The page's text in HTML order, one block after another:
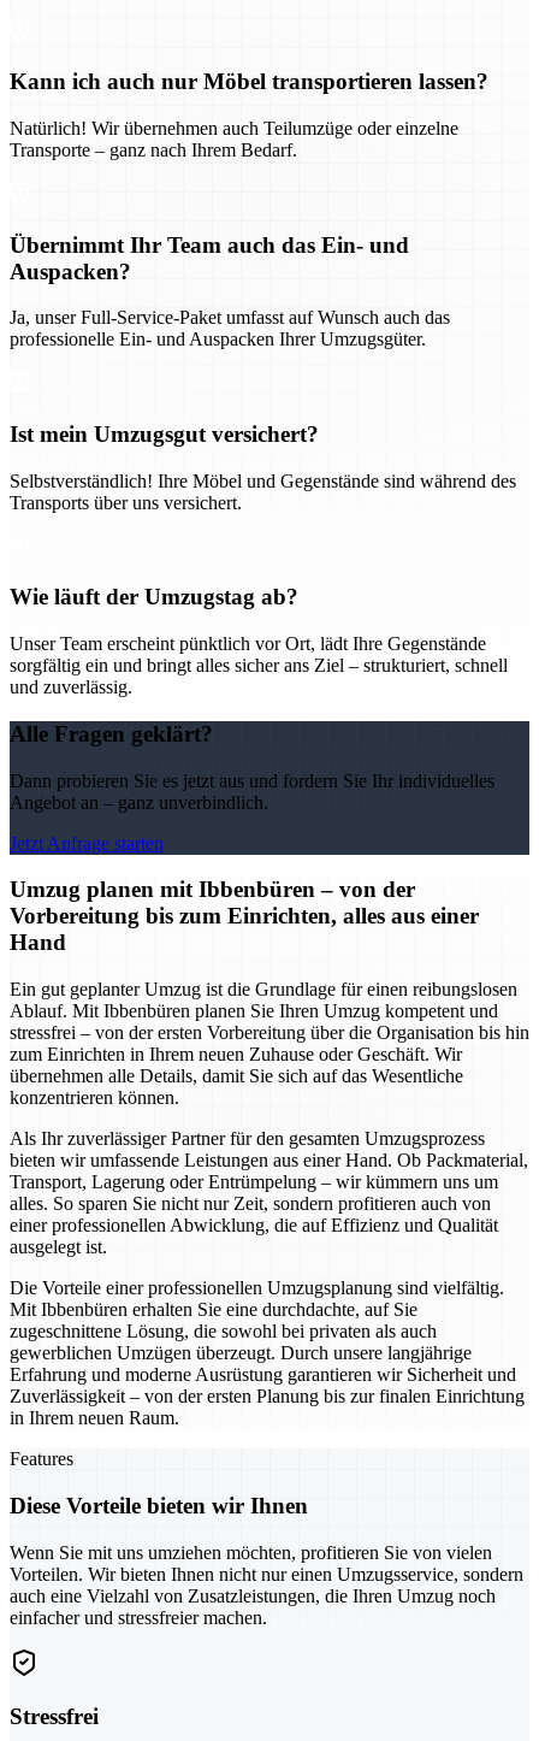
Kann ich auch nur Möbel transportieren lassen?
Natürlich! Wir übernehmen auch Teilumzüge oder einzelne
Transporte – ganz nach Ihrem Bedarf.
Übernimmt Ihr Team auch das Ein- und
Auspacken?
Ja, unser Full-Service-Paket umfasst auf Wunsch auch das
professionelle Ein- und Auspacken Ihrer Umzugsgüter.
Ist mein Umzugsgut versichert?
Selbstverständlich! Ihre Möbel und Gegenstände sind während des
Transports über uns versichert.
Wie läuft der Umzugstag ab?
Unser Team erscheint pünktlich vor Ort, lädt Ihre Gegenstände
sorgfältig ein und bringt alles sicher ans Ziel – strukturiert, schnell
und zuverlässig.
Alle Fragen geklärt?
Dann probieren Sie es jetzt aus und fordern Sie Ihr individuelles
Angebot an – ganz unverbindlich.
Jetzt Anfrage starten
Umzug planen mit Ibbenbüren – von der
Vorbereitung bis zum Einrichten, alles aus einer
Hand
Ein gut geplanter Umzug ist die Grundlage für einen reibungslosen
Ablauf. Mit Ibbenbüren planen Sie Ihren Umzug kompetent und
stressfrei – von der ersten Vorbereitung über die Organisation bis hin
zum Einrichten in Ihrem neuen Zuhause oder Geschäft. Wir
übernehmen alle Details, damit Sie sich auf das Wesentliche
konzentrieren können.
Als Ihr zuverlässiger Partner für den gesamten Umzugsprozess
bieten wir umfassende Leistungen aus einer Hand. Ob Packmaterial,
Transport, Lagerung oder Entrümpelung – wir kümmern uns um
alles. So sparen Sie nicht nur Zeit, sondern profitieren auch von
einer professionellen Abwicklung, die auf Effizienz und Qualität
ausgelegt ist.
Die Vorteile einer professionellen Umzugsplanung sind vielfältig.
Mit Ibbenbüren erhalten Sie eine durchdachte, auf Sie
zugeschnittene Lösung, die sowohl bei privaten als auch
gewerblichen Umzügen überzeugt. Durch unsere langjährige
Erfahrung und moderne Ausrüstung garantieren wir Sicherheit und
Zuverlässigkeit – von der ersten Planung bis zur finalen Einrichtung
in Ihrem neuen Raum.
Features
Diese Vorteile bieten wir Ihnen
Wenn Sie mit uns umziehen möchten, profitieren Sie von vielen
Vorteilen. Wir bieten Ihnen nicht nur einen Umzugsservice, sondern
auch eine Vielzahl von Zusatzleistungen, die Ihren Umzug noch
einfacher und stressfreier machen.
Stressfrei